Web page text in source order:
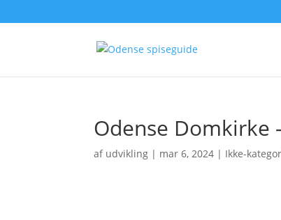
Odense Domkirke
af udvikling | mar 6, 2024 | Ikke-